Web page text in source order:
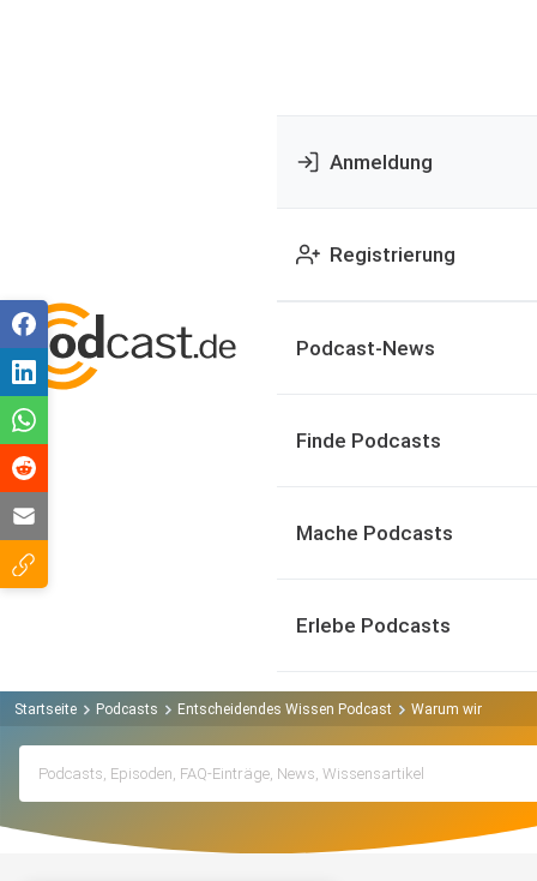
Anmeldung
Registrierung
Podcast-News
Finde Podcasts
Mache Podcasts
Erlebe Podcasts
Startseite Podcasts Entscheidendes Wissen Podcast Warum wir ewig